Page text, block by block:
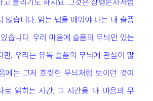
고 불리기도 하지요. 그것은 상형문자처럼
않습니다. 읽는 법을 배워야 나는 내 슬픔
습니다. 우리 마음에 슬픔의 무늬만 있는
만, 우리는 유독 슬픔의 무늬에 관심이 많
에는 그저 흐릿한 무늬처럼 보이던 것이
로 읽히는 시간, 그 시간을 ‘내 마음의 무